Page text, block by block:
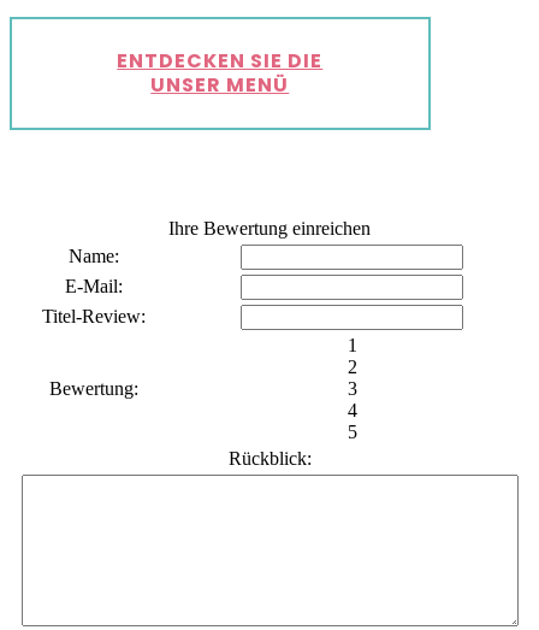
ENTDECKEN SIE DIE
UNSER MENÜ
Ihre Bewertung einreichen
Name:
E-Mail:
Titel-Review:
Bewertung:
1
2
3
4
5
Rückblick: